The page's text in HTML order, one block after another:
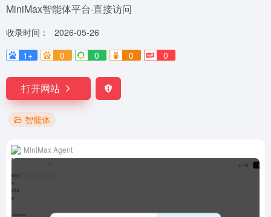
MiniMax智能体平台·直接访问
收录时间：
2026-05-26
1+
0 0 0 0
打开网站
智能体
MiniMax Agent